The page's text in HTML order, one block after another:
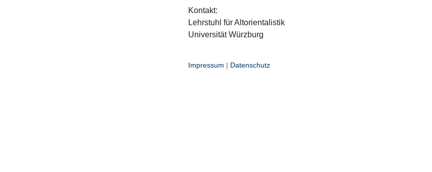
Kontakt:
Lehrstuhl für Altorientalistik
Universität Würzburg
Impressum | Datenschutz